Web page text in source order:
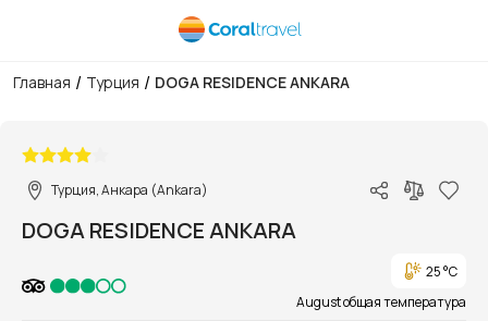
Главная / Турция / DOGA RESIDENCE ANKARA
Турция, Анкара (Ankara)
DOGA RESIDENCE ANKARA
25 °C
August общая температура